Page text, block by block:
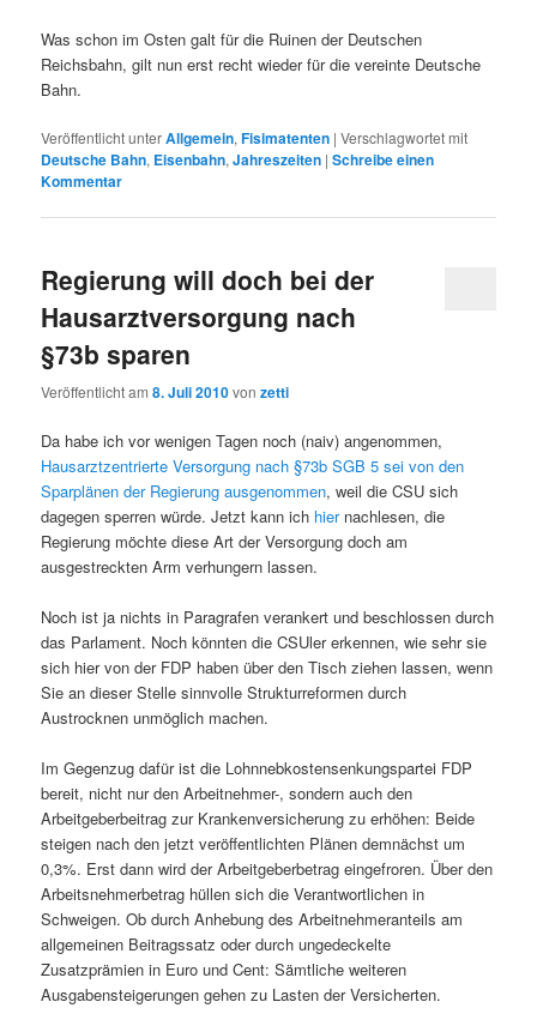
Was schon im Osten galt für die Ruinen der Deutschen
Reichsbahn, gilt nun erst recht wieder für die vereinte Deutsche
Bahn.
Veröffentlicht unterAllgemein,Fisimatenten |Verschlagwortet mit
Deutsche Bahn, Eisenbahn,Jahreszeiten |Schreibe einen
Kommentar
Regierung will doch bei der
Hausarztversorgung nach
§73b sparen
Veröffentlicht am8. Juli 2010vonzetti
Da habe ich vor wenigen Tagen noch (naiv) angenommen,
Hausarztzentrierte Versorgung nach §73b SGB 5 sei von den
Sparplänen der Regierung ausgenommen, weil die CSU sich
dagegen sperren würde. Jetzt kann ich hiernachlesen, die
Regierung möchte diese Art der Versorgung doch am
ausgestreckten Arm verhungern lassen.
Noch ist ja nichts in Paragrafen verankert und beschlossen durch
das Parlament. Noch könnten die CSUler erkennen, wie sehr sie
sich hier von der FDP haben über den Tisch ziehen lassen, wenn
Sie an dieser Stelle sinnvolle Strukturreformen durch
Austrocknen unmöglich machen.
Im Gegenzug dafür ist die Lohnnebkostensenkungspartei FDP
bereit, nicht nur den Arbeitnehmer-, sondern auch den
Arbeitgeberbeitrag zur Krankenversicherung zu erhöhen: Beide
steigen nach den jetzt veröffentlichten Plänen demnächst um
0,3%. Erst dann wird der Arbeitgeberbetrag eingefroren. Über den
Arbeitsnehmerbetrag hüllen sich die Verantwortlichen in
Schweigen. Ob durch Anhebung des Arbeitnehmeranteils am
allgemeinen Beitragssatz oder durch ungedeckelte
Zusatzprämien in Euro und Cent: Sämtliche weiteren
Ausgabensteigerungen gehen zu Lasten der Versicherten.